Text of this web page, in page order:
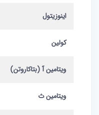
اینوزیتول
کولین
ویتامین آ (بتاکاروتن)
ویتامین ث